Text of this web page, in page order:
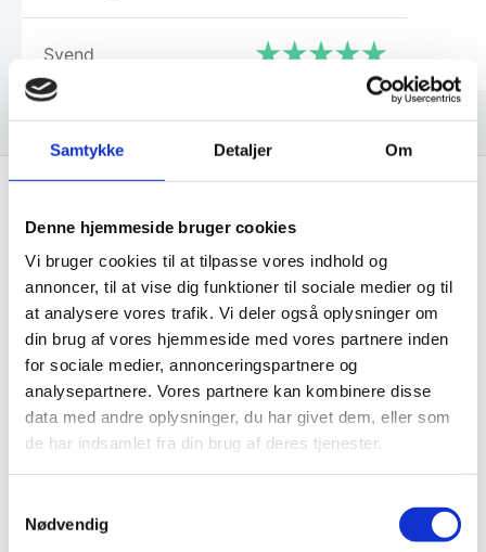
Samtykke Detaljer Om
Denne hjemmeside bruger cookies
Vi bruger cookies til at tilpasse vores indhold og
annoncer, til at vise dig funktioner til sociale medier og til
at analysere vores trafik. Vi deler også oplysninger om
din brug af vores hjemmeside med vores partnere inden
for sociale medier, annonceringspartnere og
analysepartnere. Vores partnere kan kombinere disse
data med andre oplysninger, du har givet dem, eller som
de har indsamlet fra din brug af deres tjenester.
Nødvendig
Svend
Få de bedste tilbud først!
Husk at tilmelde dig vores nyhedsbrev og vær først
til de bedste tilbud. Og bare rolig, vi spammer dig
ikke, men sender kun relevante tilbud og
informationer til dig.